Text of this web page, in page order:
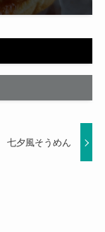
七夕風そうめん